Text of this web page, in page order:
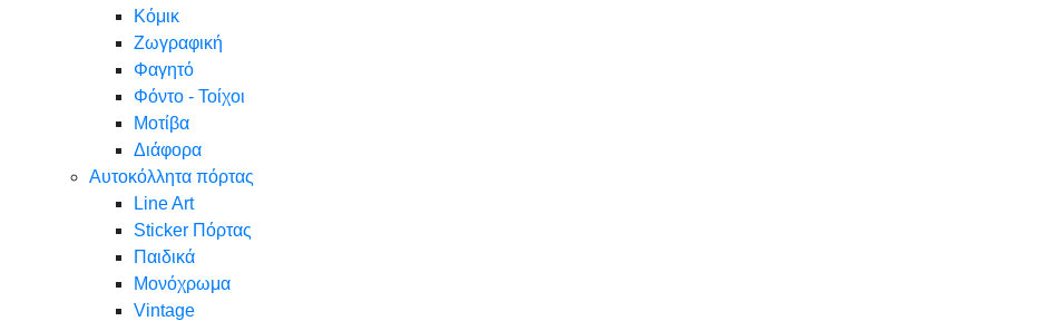
Κόμικ
Ζωγραφική
Φαγητό
Φόντο - Τοίχοι
Μοτίβα
Διάφορα
Αυτοκόλλητα πόρτας
Line Art
Sticker Πόρτας
Παιδικά
Μονόχρωμα
Vintage